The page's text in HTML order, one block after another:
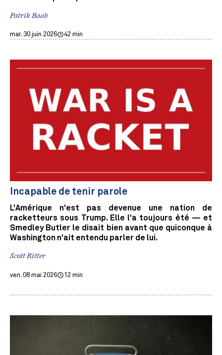
Patrik Baab
mar. 30 juin 2026 42 min
Incapable de tenir parole
L'Amérique n'est pas devenue une nation de
racketteurs sous Trump. Elle l'a toujours été — et
Smedley Butler le disait bien avant que quiconque à
Washington n'ait entendu parler de lui.
Scott Ritter
ven. 08 mai 2026 12 min